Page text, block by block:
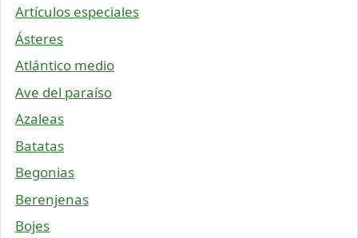
Artículos especiales
Ásteres
Atlántico medio
Ave del paraíso
Azaleas
Batatas
Begonias
Berenjenas
Bojes